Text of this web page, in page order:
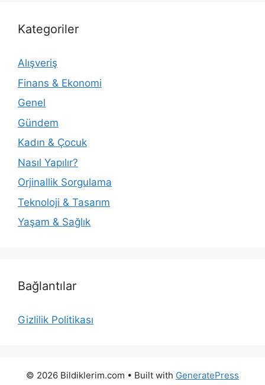
Kategoriler
Alışveriş
Finans & Ekonomi
Genel
Gündem
Kadın & Çocuk
Nasıl Yapılır?
Orjinallik Sorgulama
Teknoloji & Tasarım
Yaşam & Sağlık
Bağlantılar
Gizlilik Politikası
© 2026 Bildiklerim.com • Built with GeneratePress